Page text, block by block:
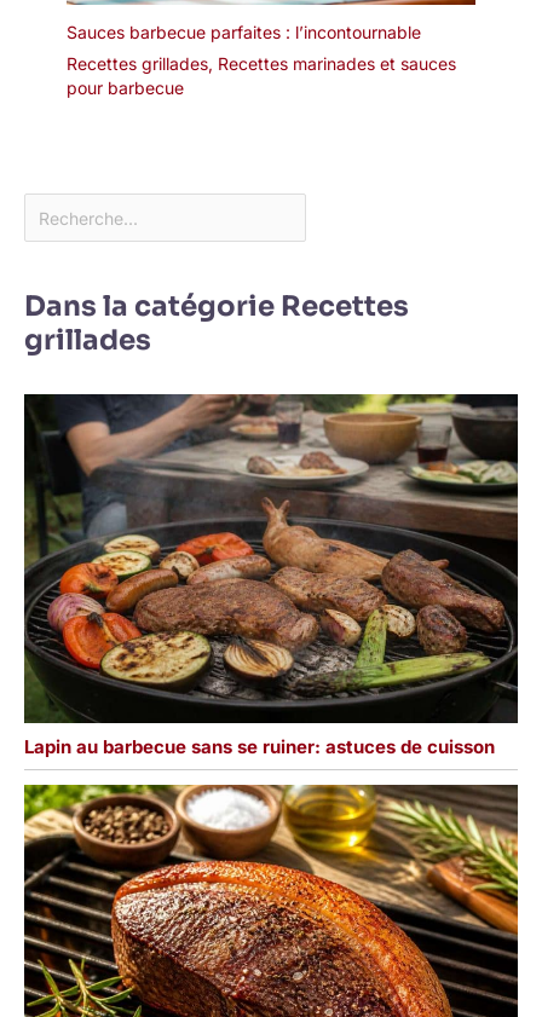
mm
Sauces barbecue parfaites : l’incontournable
Recettes grillades, Recettes marinades et sauces
pour barbecue
Dans la catégorie Recettes
grillades
Lapin au barbecue sans se ruiner: astuces de cuisson